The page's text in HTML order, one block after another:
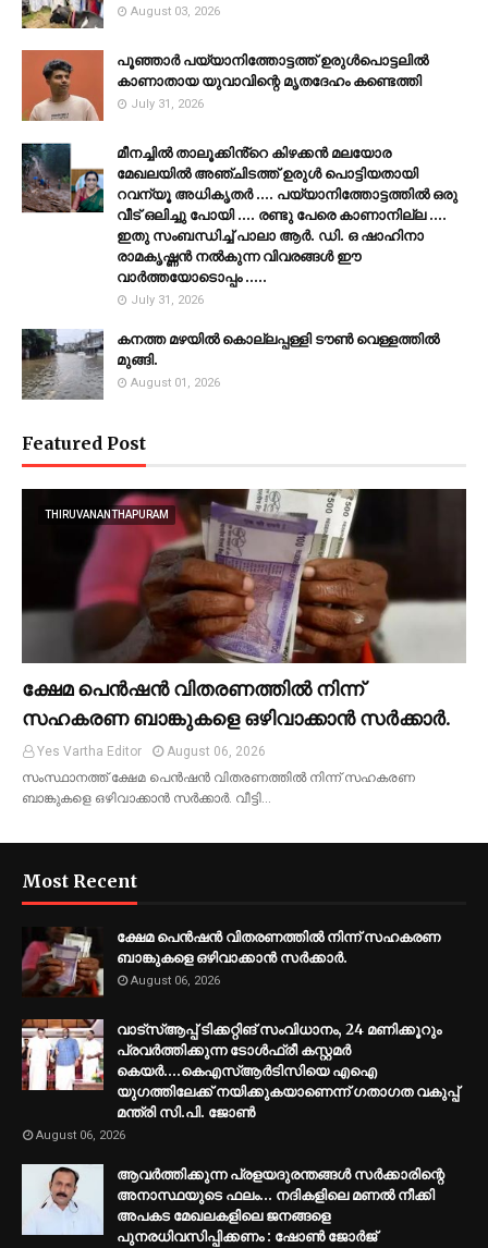
August 03, 2026
പൂഞ്ഞാര്‍ പയ്യാനിത്തോട്ടത്ത് ഉരുള്‍പൊട്ടലില്‍
കാണാതായ യുവാവിന്റെ മൃതദേഹം കണ്ടെത്തി
July 31, 2026
മീനച്ചിൽ താലൂക്കിൻ്റെ കിഴക്കൻ മലയോര
മേഖലയിൽ അഞ്ചിടത്ത് ഉരുൾ പൊട്ടിയതായി
റവന്യൂ അധികൃതർ .... പയ്യാനിത്തോട്ടത്തിൽ ഒരു
വീട് ഒലിച്ചു പോയി .... രണ്ടു പേരെ കാണാനില്ല ....
ഇതു സംബന്ധിച്ച് പാലാ ആർ. ഡി. ഒ ഷാഹിനാ
രാമകൃഷ്ണൻ നൽകുന്ന വിവരങ്ങൾ ഈ
വാർത്തയോടൊപ്പം .....
July 31, 2026
കനത്ത മഴയില്‍ കൊല്ലപ്പള്ളി ടൗണ്‍ വെള്ളത്തില്‍
മുങ്ങി.
August 01, 2026
Featured Post
THIRUVANANTHAPURAM
ക്ഷേമ പെൻഷൻ വിതരണത്തിൽ നിന്ന്
സഹകരണ ബാങ്കുകളെ ഒഴിവാക്കാൻ സർക്കാർ.
Yes Vartha Editor
August 06, 2026
സംസ്ഥാനത്ത് ക്ഷേമ പെൻഷൻ വിതരണത്തിൽ നിന്ന് സഹകരണ
ബാങ്കുകളെ ഒഴിവാക്കാൻ സർക്കാർ. വീട്ടി…
Most Recent
ക്ഷേമ പെൻഷൻ വിതരണത്തിൽ നിന്ന് സഹകരണ
ബാങ്കുകളെ ഒഴിവാക്കാൻ സർക്കാർ.
August 06, 2026
വാട്സ്ആപ്പ് ടിക്കറ്റിങ് സംവിധാനം, 24 മണിക്കൂറും
പ്രവർത്തിക്കുന്ന ടോൾഫ്രീ കസ്റ്റമർ
കെയർ....കെഎസ്ആർടിസിയെ എഐ
യുഗത്തിലേക്ക് നയിക്കുകയാണെന്ന് ഗതാഗത വകുപ്പ്
മന്ത്രി സി.പി. ജോൺ
August 06, 2026
ആവർത്തിക്കുന്ന പ്രളയദുരന്തങ്ങൾ സർക്കാരിന്റെ
അനാസ്ഥയുടെ ഫലം... നദികളിലെ മണൽ നീക്കി
അപകട മേഖലകളിലെ ജനങ്ങളെ
പുനരധിവസിപ്പിക്കണം : ഷോൺ ജോർജ്